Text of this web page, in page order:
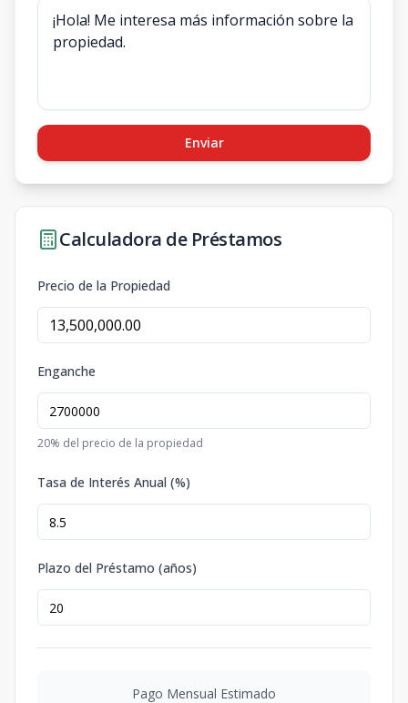
Enviar
Calculadora de Préstamos
Precio de la Propiedad
Enganche
20% del precio de la propiedad
Tasa de Interés Anual (%)
Plazo del Préstamo (años)
Pago Mensual Estimado